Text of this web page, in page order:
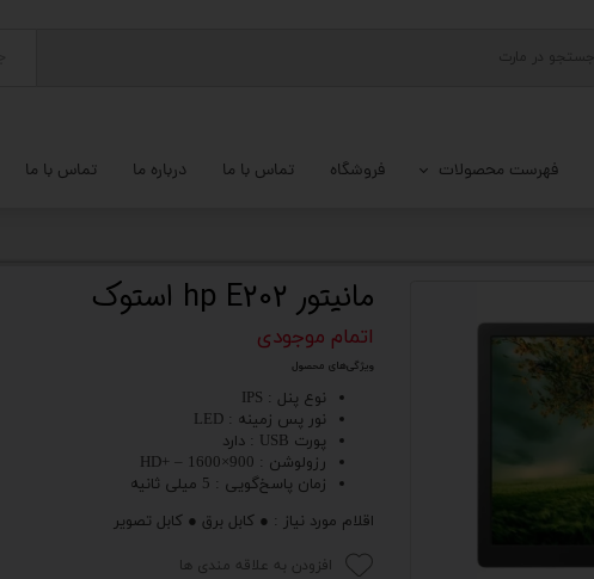
فهرست محصولات
قطعات کامپیوتر
تجهیزات ذخیره سازی
کامپیوتر رومیزی
لوازم جانبی کامپیوتر
فروشگاه تماس با ما درباره ما تماس با ما
مانیتور hp E202 استوک
اتمام موجودی
ویژگی‌های محصول
نوع پنل : IPS
نور پس زمینه : LED
پورت USB : دارد
رزولوشن : 900×1600 – +HD
زمان پاسخ‌گویی : 5 میلی ثانیه
اقلام مورد نیاز : ● کابل برق ● کابل تصویر
افزودن به علاقه مندی ها